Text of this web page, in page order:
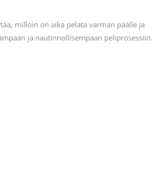
milloin on aika pelata varman päälle ja
ja nautinnollisempaan peliprosessiin.